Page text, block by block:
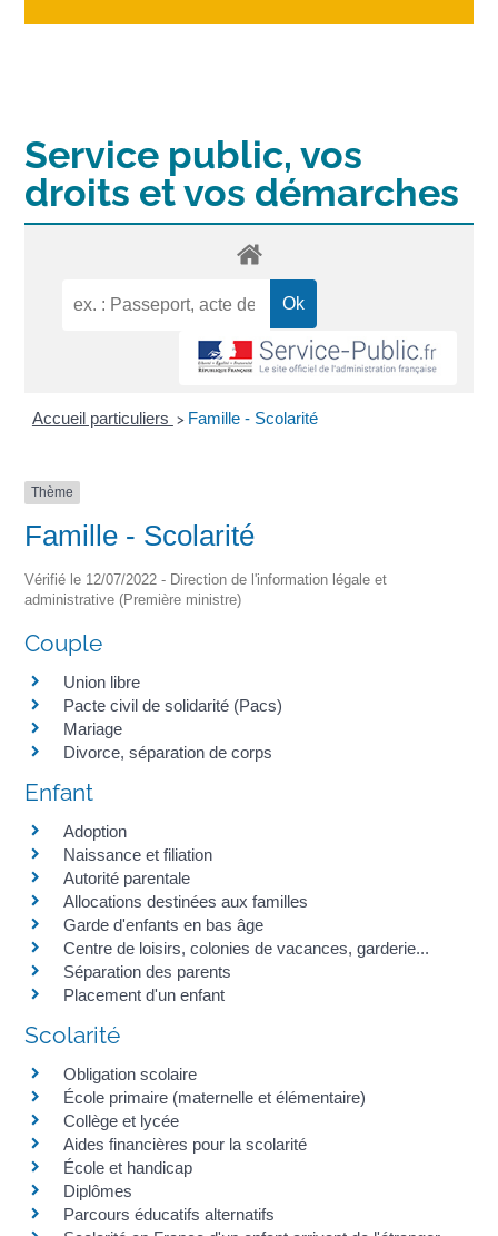
Service public, vos
droits et vos démarches
Accueil particuliers > Famille - Scolarité
Thème
Famille - Scolarité
Vérifié le 12/07/2022 - Direction de l'information légale et
administrative (Première ministre)
Couple
Union libre
Pacte civil de solidarité (Pacs)
Mariage
Divorce, séparation de corps
Enfant
Adoption
Naissance et filiation
Autorité parentale
Allocations destinées aux familles
Garde d'enfants en bas âge
Centre de loisirs, colonies de vacances, garderie...
Séparation des parents
Placement d'un enfant
Scolarité
Obligation scolaire
École primaire (maternelle et élémentaire)
Collège et lycée
Aides financières pour la scolarité
École et handicap
Diplômes
Parcours éducatifs alternatifs